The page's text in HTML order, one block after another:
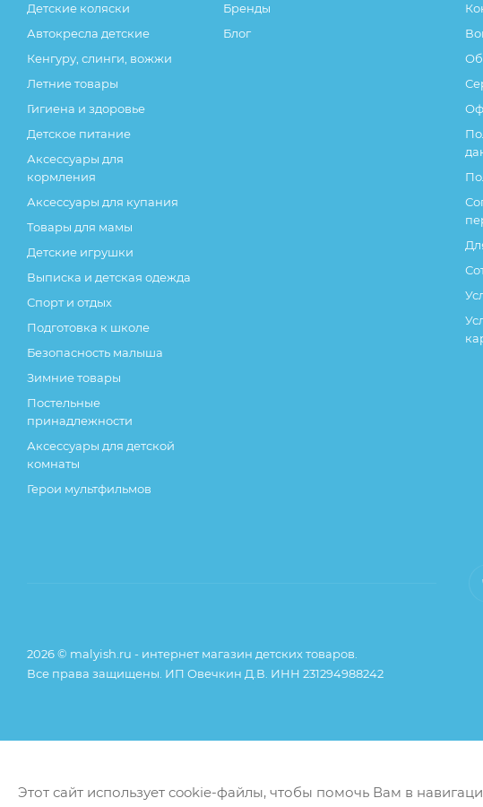
Детские коляски
Автокресла детские
Кенгуру, слинги, вожжи
Летние товары
Гигиена и здоровье
Детское питание
Аксессуары для
кормления
Аксессуары для купания
Товары для мамы
Детские игрушки
Выписка и детская одежда
Спорт и отдых
Подготовка к школе
Безопасность малыша
Зимние товары
Постельные
принадлежности
Аксессуары для детской
комнаты
Герои мультфильмов
Бренды
Блог
2026 © malyish.ru - интернет магазин детских товаров.
Все права защищены. ИП Овечкин Д.В. ИНН 231294988242
Этот сайт использует cookie-файлы, чтобы помочь Вам в